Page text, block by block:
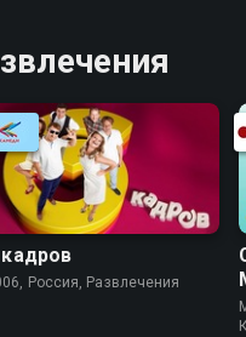
Россия, Развлечения